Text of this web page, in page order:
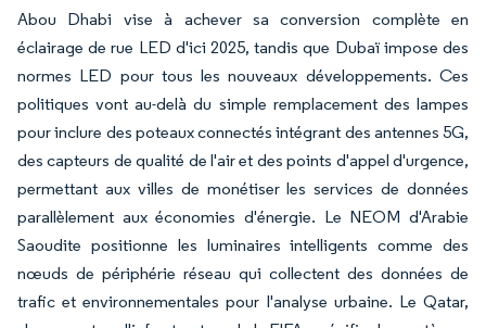
Abou Dhabi vise à achever sa conversion complète en
éclairage de rue LED d'ici 2025, tandis que Dubaï impose des
normes LED pour tous les nouveaux développements. Ces
politiques vont au-delà du simple remplacement des lampes
pour inclure des poteaux connectés intégrant des antennes 5G,
des capteurs de qualité de l'air et des points d'appel d'urgence,
permettant aux villes de monétiser les services de données
parallèlement aux économies d'énergie. Le NEOM d'Arabie
Saoudite positionne les luminaires intelligents comme des
nœuds de périphérie réseau qui collectent des données de
trafic et environnementales pour l'analyse urbaine. Le Qatar,